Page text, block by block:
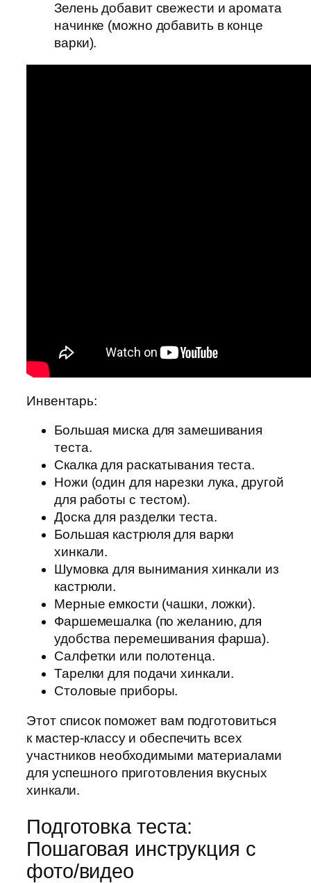
Зелень добавит свежести и аромата
начинке (можно добавить в конце
варки).
Инвентарь:
Большая миска для замешивания
теста.
Скалка для раскатывания теста.
Ножи (один для нарезки лука, другой
для работы с тестом).
Доска для разделки теста.
Большая кастрюля для варки
хинкали.
Шумовка для вынимания хинкали из
кастрюли.
Мерные емкости (чашки, ложки).
Фаршемешалка (по желанию, для
удобства перемешивания фарша).
Салфетки или полотенца.
Тарелки для подачи хинкали.
Столовые приборы.
Этот список поможет вам подготовиться
к мастер-классу и обеспечить всех
участников необходимыми материалами
для успешного приготовления вкусных
хинкали.
Подготовка теста:
Пошаговая инструкция с
фото/видео